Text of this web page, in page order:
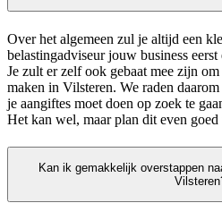
Over het algemeen zul je altijd een
belastingadviseur jouw business
Je zult er zelf ook gebaat mee zijn
maken in Vilsteren. We raden
je aangiftes moet doen op zoek te
Het kan wel, maar plan dit even
Kan ik gemakkelijk overstappen